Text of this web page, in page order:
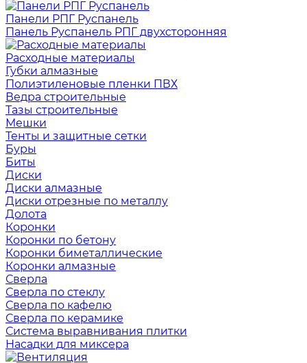
Панели РПГ Руспанель
Панель Руспанель РПГ двухсторонняя
Расходные материалы
Губки алмазные
Полиэтиленовые пленки ПВХ
Ведра строительные
Тазы строительные
Мешки
Тенты и защитные сетки
Буры
Биты
Диски
Диски алмазные
Диски отрезные по металлу
Долота
Коронки
Коронки по бетону
Коронки биметаллические
Коронки алмазные
Сверла
Сверла по стеклу
Сверла по кафелю
Сверла по керамике
Система выравнивания плитки
Насадки для миксера